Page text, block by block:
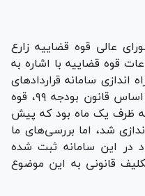
عالی قوه قضاییه زارع
قوه قضاییه با اشاره به
اندازی سامانه قرارداد‌های
الکترونیک وکالت، تصریح کرد: بر اساس قانون بودجه ۹۹، قوه
ظرف یک ماه بود که پیش
شد، اما بررسی‌های ما
۸ هزار قرارداد در این سامانه ثبت شده
قانونی به این موضوع